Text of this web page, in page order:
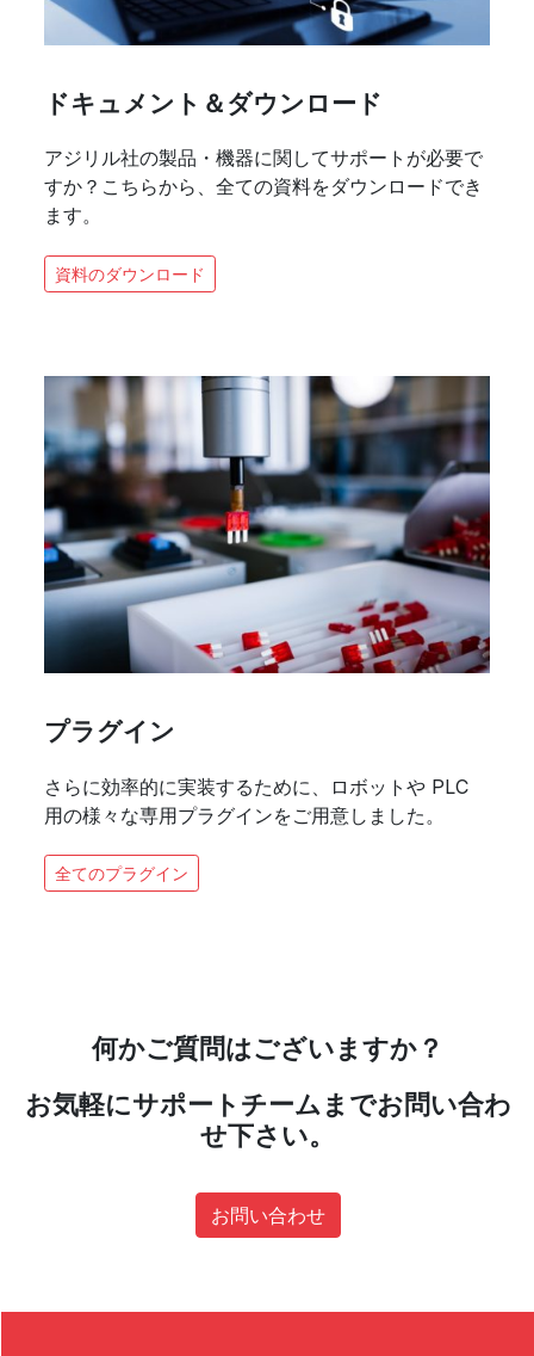
ドキュメント＆ダウンロード
アジリル社の製品・機器に関してサポートが必要で
すか？こちらから、全ての資料をダウンロードでき
ます。
資料のダウンロード
プラグイン
さらに効率的に実装するために、ロボットや PLC
用の様々な専用プラグインをご用意しました。
全てのプラグイン
何かご質問はございますか？
お気軽にサポートチームまでお問い合わ
せ下さい。
お問い合わせ